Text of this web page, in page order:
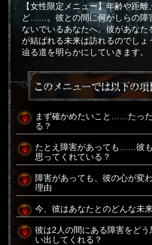
【女性限定メニュー】年齢や距
ど……。彼との間に何かしらの障
ないでいるあなたへ。彼があなた
が結ばれる未来は訪れるのでし
辿る道を明らかにしていきます。
まず確かめたいこと……たっ
る？
たとえ障害があっても……彼
思ってくれている？
障害があっても、彼の心が変
理由
今、彼はあなたとのどんな未
彼は2人の間にある障害をど
い出してくれる？